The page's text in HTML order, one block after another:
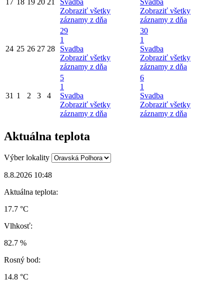
17 18 19 20 21
Svadba
Zobraziť všetky
záznamy z dňa
Svadba
Zobraziť všetky
záznamy z dňa
24 25 26 27 28
29
1
Svadba
Zobraziť všetky
záznamy z dňa
30
1
Svadba
Zobraziť všetky
záznamy z dňa
31 1 2 3 4
5
1
Svadba
Zobraziť všetky
záznamy z dňa
6
1
Svadba
Zobraziť všetky
záznamy z dňa
Aktuálna teplota
Výber lokality
8.8.2026 10:48
Aktuálna teplota:
17.7 °C
Vlhkosť:
82.7 %
Rosný bod:
14.8 °C